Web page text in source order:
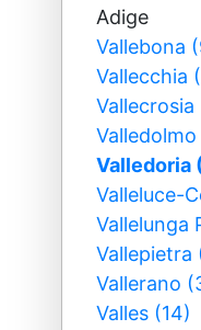
Adige
Vallebona
Vallecchia
Vallecrosia
Valledolmo
Valledoria
Valleluce-
Vallelunga
Vallepietra
Vallerano
Valles (14)